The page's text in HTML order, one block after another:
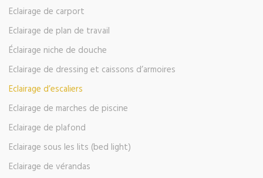
Eclairage de carport
Eclairage de plan de travail
Éclairage niche de douche
Eclairage de dressing et caissons d’armoires
Eclairage d’escaliers
Eclairage de marches de piscine
Eclairage de plafond
Eclairage sous les lits (bed light)
Eclairage de vérandas